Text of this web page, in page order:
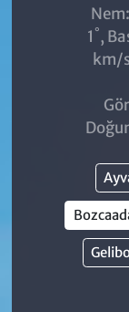
1 °,
km/